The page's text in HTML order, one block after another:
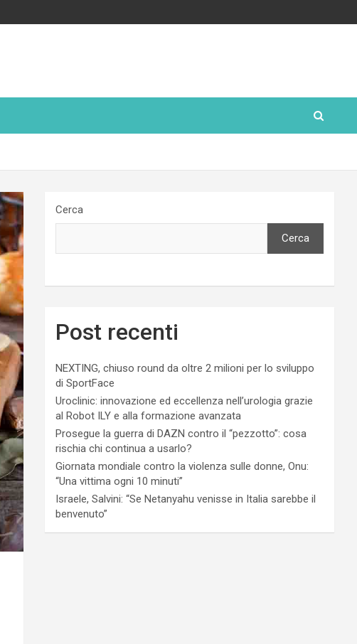
Cerca
Cerca
Post recenti
NEXTING, chiuso round da oltre 2 milioni per lo sviluppo
di SportFace
Uroclinic: innovazione ed eccellenza nell’urologia grazie
al Robot ILY e alla formazione avanzata
Prosegue la guerra di DAZN contro il “pezzotto”: cosa
rischia chi continua a usarlo?
Giornata mondiale contro la violenza sulle donne, Onu:
“Una vittima ogni 10 minuti”
Israele, Salvini: “Se Netanyahu venisse in Italia sarebbe il
benvenuto”